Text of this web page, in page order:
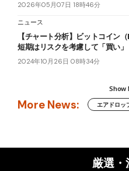
2026年05月07日 18時46分
ニュース
【チャート分析】ビットコイン
短期はリスクを考慮して「買い」
2024年10月26日 08時34分
Show
More News: エアドロッ
厳選・